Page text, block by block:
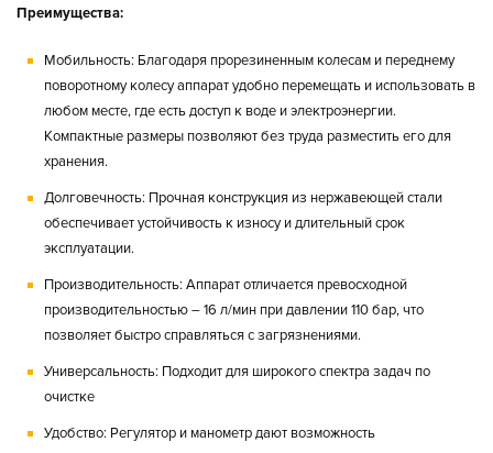
Преимущества:
Мобильность: Благодаря прорезиненным колесам и переднему
поворотному колесу аппарат удобно перемещать и использовать в
любом месте, где есть доступ к воде и электроэнергии.
Компактные размеры позволяют без труда разместить его для
хранения.
Долговечность: Прочная конструкция из нержавеющей стали
обеспечивает устойчивость к износу и длительный срок
эксплуатации.
Производительность: Аппарат отличается превосходной
производительностью – 16 л/мин при давлении 110 бар, что
позволяет быстро справляться с загрязнениями.
Универсальность: Подходит для широкого спектра задач по
очистке
Удобство: Регулятор и манометр дают возможность